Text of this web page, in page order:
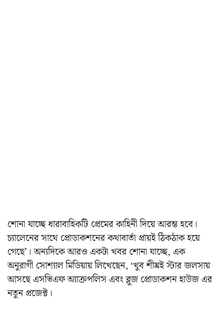
শোনা যাচ্ছে ধারাবাহিকটি প্রেমের কাহিনী দিয়ে আরম্ভ হবে।
চ্যালেনের সাথে প্রোডাকশনের কথাবার্তা প্রায়ই ঠিকঠাক হয়ে
গেছে’।অন্যদিকে আরও একটা খবর শোনা যাচ্ছে, এক
অনুরাগী সোশ্যাল মিডিয়ায় লিখেছেন, ‘খুব শীঘ্রই স্টার জলসায়
আসছে এসভিএফ অ্যাক্রপলিস এবং ব্লুজ প্রোডাকশন হাউজ এর
নতুন প্রজেক্ট।